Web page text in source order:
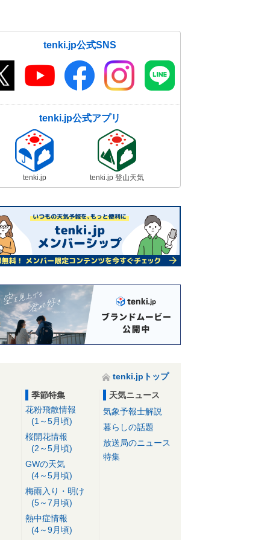
tenki.jp公式SNS
tenki.jp公式アプリ
tenki.jp tenki.jp 登山天気
tenki.jpトップ
季節特集
花粉飛散情報
(1～5月頃)
桜開花情報
(2～5月頃)
GWの天気
(4～5月頃)
梅雨入り・明け
(5～7月頃)
熱中症情報
(4～9月頃)
天気ニュース
気象予報士解説
暮らしの話題
放送局のニュース
特集